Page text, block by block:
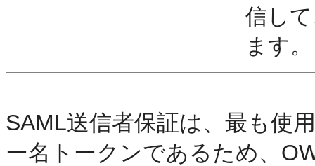
信し
ます。
SAML送信者保証は、最も使
ー名トークンであるため、